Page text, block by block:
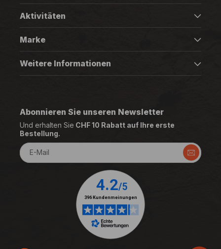
Aktivitäten
Marke
Weitere Informationen
Abonnieren Sie unseren Newsletter
Und erhalten Sie CHF 10 Rabatt auf Ihre erste
Bestellung.
E-Mail